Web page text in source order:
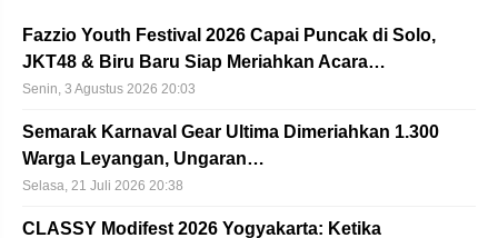
Fazzio Youth Festival 2026 Capai Puncak di Solo,
JKT48 & Biru Baru Siap Meriahkan Acara…
Senin, 3 Agustus 2026 20:03
Semarak Karnaval Gear Ultima Dimeriahkan 1.300
Warga Leyangan, Ungaran…
Selasa, 21 Juli 2026 20:38
CLASSY Modifest 2026 Yogyakarta: Ketika